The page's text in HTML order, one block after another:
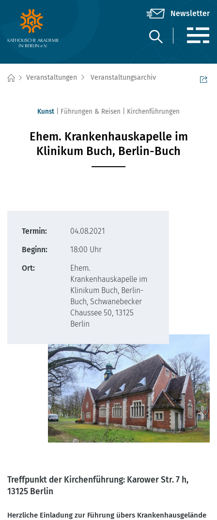
Veranstaltungen Veranstaltungsarchiv
Kunst Führungen & Reisen Kirchenführungen
Ehem. Krankenhauskapelle im
Klinikum Buch, Berlin-Buch
Termin:
04.08.2021
Beginn:
18:00 Uhr
Ort:
Ehem.
Krankenhauskapelle im
Klinikum Buch, Berlin-
Buch, Schwanebecker
Chaussee 50, 13125
Berlin
Treffpunkt der Kirchenführung: Karower Str. 7 h,
13125 Berlin
Herzliche Einladung zur Führung übers Krankenhausgelände